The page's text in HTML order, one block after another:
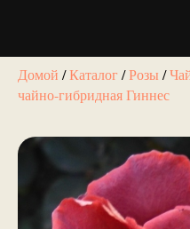
Домой /Каталог /Розы /
чайно-гибридная Гиннес